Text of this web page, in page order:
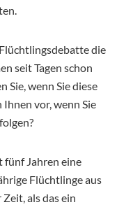
die
seit Tagen schon
Sie, wenn Sie diese
vor, wenn Sie
Jahren eine
Flüchtlinge aus
als das ein